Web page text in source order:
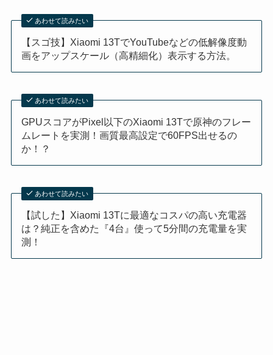
あわせて読みたい
【スゴ技】Xiaomi 13TでYouTubeなどの低解像度動
画をアップスケール（高精細化）表示する方法。
あわせて読みたい
GPUスコアがPixel以下のXiaomi 13Tで原神のフレー
ムレートを実測！画質最高設定で60FPS出せるの
か！？
あわせて読みたい
【試した】Xiaomi 13Tに最適なコスパの高い充電器
は？純正を含めた『4台』使って5分間の充電量を実
測！